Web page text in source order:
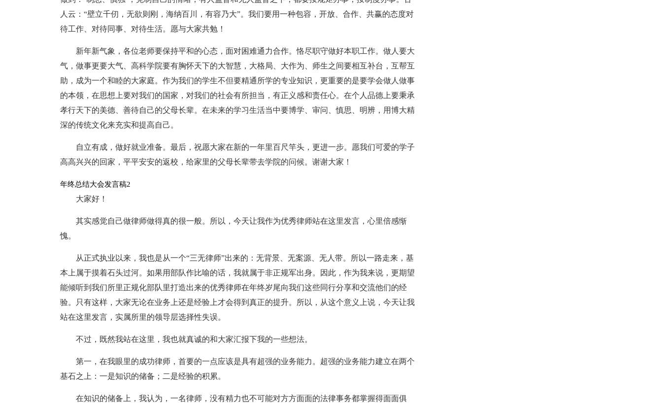
人云：“壁立千仞，无欲则刚，海纳百川，有容乃大”。我们要用一种包容，开放、合作、共赢的态度对
待工作、对待同事、对待生活。愿与大家共勉！
新年新气象，各位老师要保持平和的心态，面对困难通力合作。恪尽职守做好本职工作。做人要大
气，做事更要大气、高科学院要有胸怀天下的大智慧，大格局、大作为、师生之间要相互补台，互帮互
助，成为一个和睦的大家庭。作为我们的学生不但要精通所学的专业知识，更重要的是要学会做人做事
的本领，在思想上要对我们的国家，对我们的社会有所担当，有正义感和责任心。在个人品德上要秉承
孝行天下的美德、善待自己的父母长辈。在未来的学习生活当中要博学、审问、慎思、明辨，用博大精
深的传统文化来充实和提高自己。
自立有成，做好就业准备。最后，祝愿大家在新的一年里百尺竿头，更进一步。愿我们可爱的学子
高高兴兴的回家，平平安安的返校，给家里的父母长辈带去学院的问候。谢谢大家！
年终总结大会发言稿2
大家好！
其实感觉自己做律师做得真的很一般。所以，今天让我作为优秀律师站在这里发言，心里倍感惭
愧。
从正式执业以来，我也是从一个“三无律师”出来的：无背景、无案源、无人带。所以一路走来，基
本上属于摸着石头过河。如果用部队作比喻的话，我就属于非正规军出身。因此，作为我来说，更期望
能倾听到我们所里正规化部队里打造出来的优秀律师在年终岁尾向我们这些同行分享和交流他们的经
验。只有这样，大家无论在业务上还是经验上才会得到真正的提升。所以，从这个意义上说，今天让我
站在这里发言，实属所里的领导层选择性失误。
不过，既然我站在这里，我也就真诚的和大家汇报下我的一些想法。
第一，在我眼里的成功律师，首要的一点应该是具有超强的业务能力。超强的业务能力建立在两个
基石之上：一是知识的储备；二是经验的积累。
在知识的储备上，我认为，一名律师，没有精力也不可能对方方面面的法律事务都掌握得面面俱